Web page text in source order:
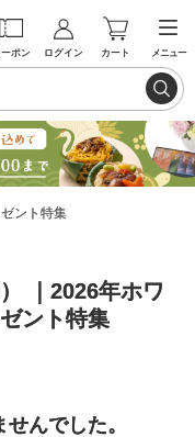
ーポン ログイン カート メニュー
ント特集
｜2026年ホワ
ント特集
んでした。